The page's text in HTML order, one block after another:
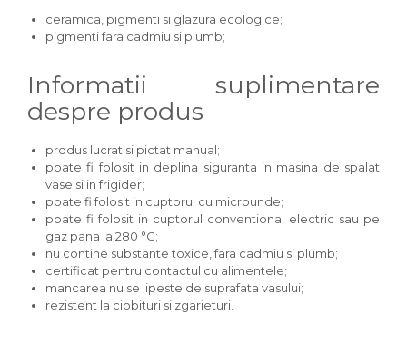
ceramica, pigmenti si glazura ecologice;
pigmenti fara cadmiu si plumb;
Informatii suplimentare
despre produs
produs lucrat si pictat manual;
poate fi folosit in deplina siguranta in masina de spalat
vase si in frigider;
poate fi folosit in cuptorul cu microunde;
poate fi folosit in cuptorul conventional electric sau pe
gaz pana la 280 °C;
nu contine substante toxice, fara cadmiu si plumb;
certificat pentru contactul cu alimentele;
mancarea nu se lipeste de suprafata vasului;
rezistent la ciobituri si zgarieturi.